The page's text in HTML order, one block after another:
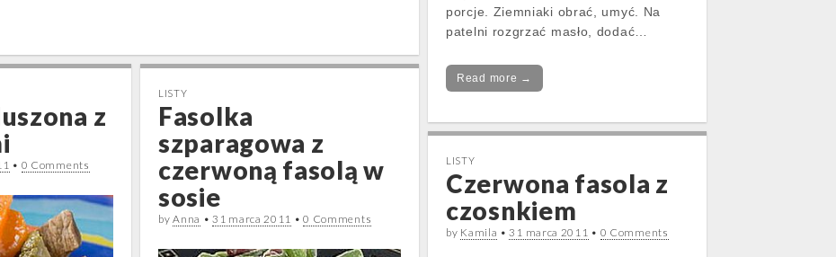
porcje. Ziemniaki obrać, umyć. Na
patelni rozgrzać masło, dodać…
Read more →
z
• 0 Comments
LISTY
Fasolka
szparagowa z
czerwoną fasolą w
sosie
byAnna •31 marca 2011 •0 Comments
LISTY
Czerwona fasola z
czosnkiem
by Kamila •31 marca 2011 • 0 Comments